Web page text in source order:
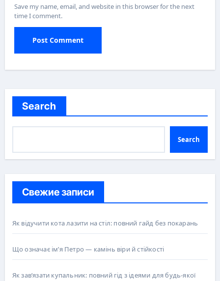
Save my name, email, and website in this browser for the next
time I comment.
Search
Search
Свежие записи
Як відучити кота лазити на стіл: повний гайд без покарань
Що означає ім’я Петро — камінь віри й стійкості
Як зав’язати купальник: повний гід з ідеями для будь-якої